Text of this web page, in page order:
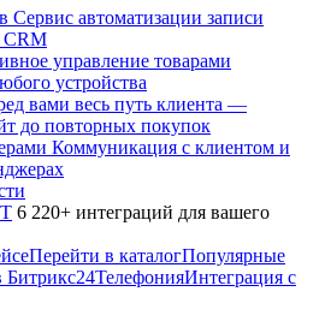
Сервис автоматизации записи
CRM
управление товарами
устройства
вами весь путь клиента —
до повторных покупок
Коммуникация с клиентом и
6 220+ интеграций для вашего
Перейти в каталогПопулярные
ТелефонияИнтеграция с